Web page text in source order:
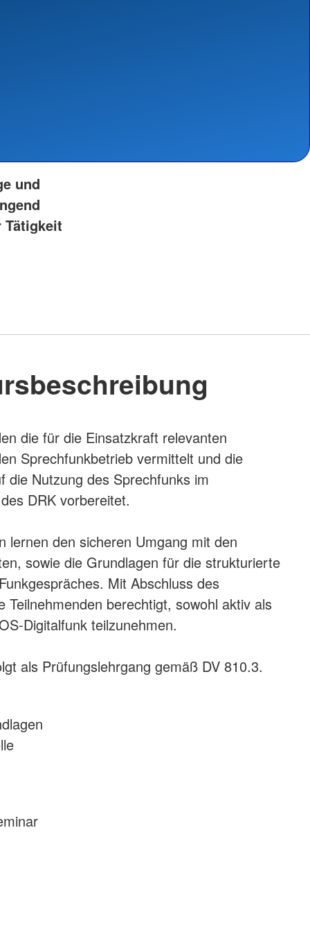
und
Tätigkeit
die für die Einsatzkraft relevanten
Sprechfunkbetrieb vermittelt und die
die Nutzung des Sprechfunks im
DRK vorbereitet.
lernen den sicheren Umgang mit den
sowie die Grundlagen für die strukturierte
Mit Abschluss des
Teilnehmenden berechtigt, sowohl aktiv als
Digitalfunk teilzunehmen.
als Prüfungslehrgang gemäß DV 810.3.